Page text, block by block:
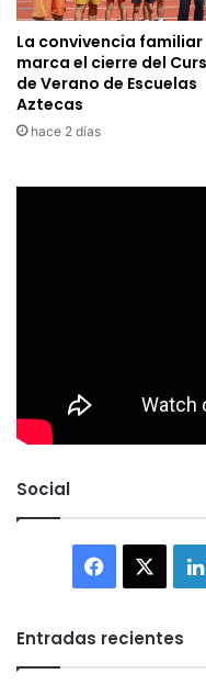
La convivencia familiar
marca el cierre del
de Verano de Escuelas
Aztecas
hace 2 días
Social
Facebook
Entradas recientes